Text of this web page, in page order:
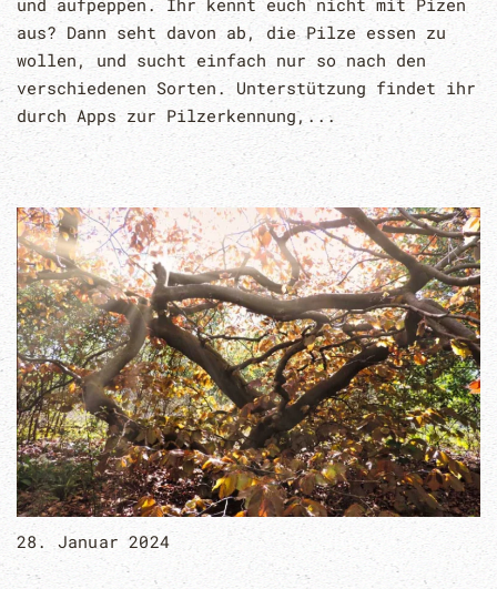
aus? Dann seht davon ab, die Pilze essen zu
wollen, und sucht einfach nur so nach den
verschiedenen Sorten. Unterstützung findet ihr
durch Apps zur Pilzerkennung,...
28. Januar 2024